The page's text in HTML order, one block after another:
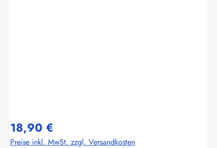
18,90 €
Preise inkl. MwSt. zzgl. Versandkosten